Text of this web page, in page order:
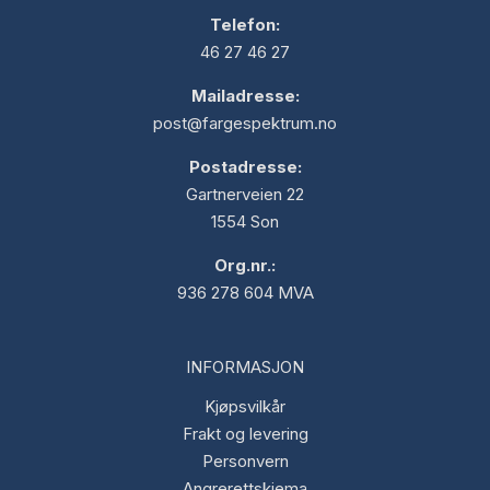
Telefon:
46 27 46 27
Mailadresse:
post@fargespektrum.no
Postadresse:
Gartnerveien 22
1554 Son
Org.nr.:
936 278 604 MVA
INFORMASJON
Kjøpsvilkår
Frakt og levering
Personvern